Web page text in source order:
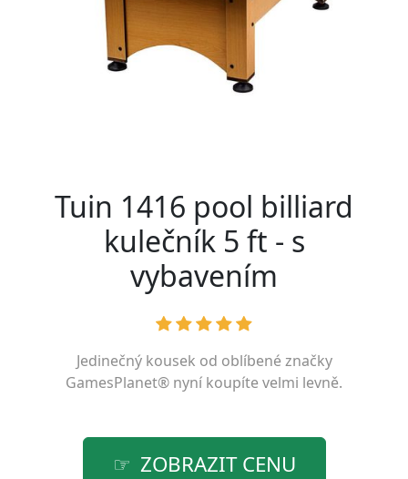
Tuin 1416 pool billiard
kulečník 5 ft - s
vybavením
Jedinečný kousek od oblíbené značky
GamesPlanet® nyní koupíte velmi levně.
ZOBRAZIT CENU